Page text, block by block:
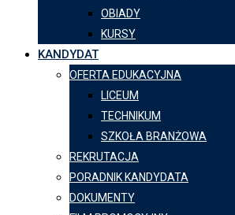
OBIADY
KURSY
KANDYDAT
OFERTA EDUKACYJNA
LICEUM
TECHNIKUM
SZKOŁA BRANŻOWA
REKRUTACJA
PORADNIK KANDYDATA
DOKUMENTY